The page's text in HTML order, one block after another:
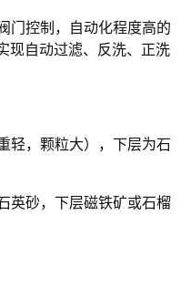
门控制，自动化程度高的
现自动过滤、反洗、正洗
轻，颗粒大），下层为石
英砂，下层磁铁矿或石榴